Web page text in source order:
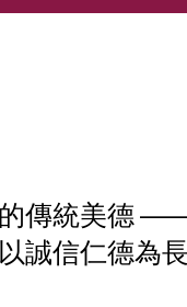
傳統美德 ——
誠信仁德為